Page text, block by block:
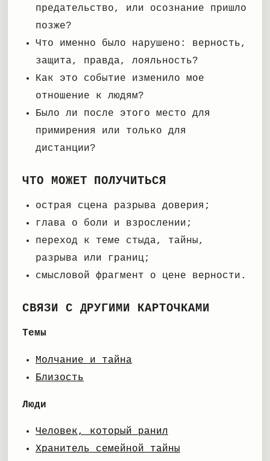
предательство, или осознание пришло
позже?
Что именно было нарушено: верность,
защита, правда, лояльность?
Как это событие изменило мое
отношение к людям?
Было ли после этого место для
примирения или только для
дистанции?
ЧТО МОЖЕТ ПОЛУЧИТЬСЯ
острая сцена разрыва доверия;
глава о боли и взрослении;
переход к теме стыда, тайны,
разрыва или границ;
смысловой фрагмент о цене верности.
СВЯЗИ С ДРУГИМИ КАРТОЧКАМИ
Темы
Молчание и тайна
Близость
Люди
Человек, который ранил
Хранитель семейной тайны